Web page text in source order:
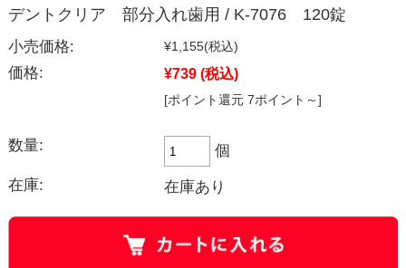
デントクリア 部分入れ歯用 / K-7076 120錠
小売価格: ¥1,155(税込)
価格: ¥739 (税込)
[ポイント還元 7ポイント～]
数量: 個
在庫: 在庫あり